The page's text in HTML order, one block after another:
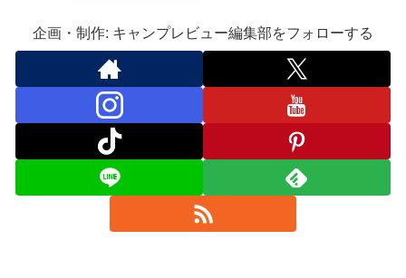
企画・制作: キャンプレビュー編集部をフォローする